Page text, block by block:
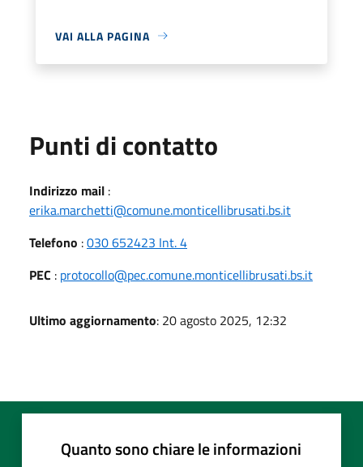
VAI ALLA PAGINA
Punti di contatto
Indirizzo mail :
erika.marchetti@comune.monticellibrusati.bs.it
Telefono :030 652423 Int. 4
PEC : protocollo@pec.comune.monticellibrusati.bs.it
Ultimo aggiornamento: 20 agosto 2025, 12:32
Quanto sono chiare le informazioni